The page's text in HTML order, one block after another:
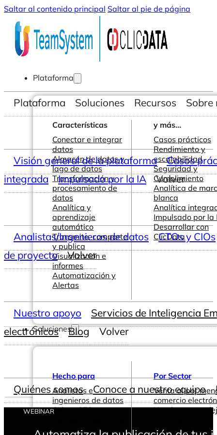
Saltar al contenido principal Saltar al pie de página
Plataforma
Características
Conectar e integrar
datos
Almacén de datos y
lago de datos
Transformación y
procesamiento de
datos
Analítica y
aprendizaje
automático
Transmite, comparte
y publica
Visualización e
informes
Automatización y
Alertas
y más...
Casos prácticos
Rendimiento y
escalabilidad
Seguridad y
Cumplimiento
Analítica de
blanca
Analítica
Impulsado por la
Desarrollar con
ClicData
Soluciones
Hecho para
Analistas e
ingenieros de datos
CIOs y CTOs
Directores de
Por Sector
Venta al por
comercio
Hoteles y
Restaurantes
Plataforma Soluciones Recursos Sobre
Visión general de la plataforma
Casos
integrada
Impulsado por la IA Volver
Analistas/Ingenieros de datos
CTOs y CIOs
de proyecto
Volver
Nuestro apoyo
Servicios de Inteligencia
electrónicos
Blog Volver
Quiénes somos Conoce a nuestro equipo
WEBINAR